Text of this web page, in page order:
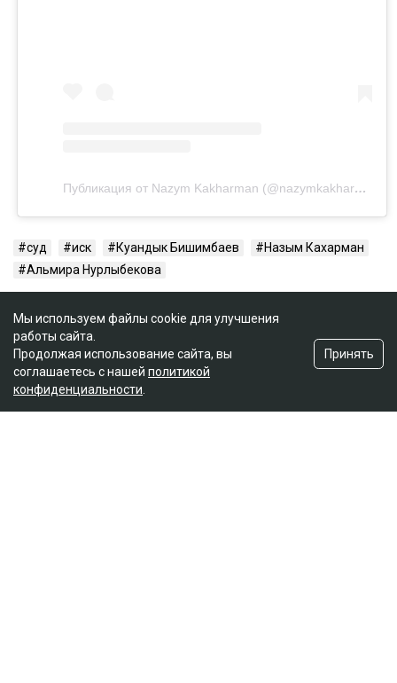
Публикация от Nazym Kakharman (@nazymkakharman)
суд иск Куандык Бишимбаев
Назым Кахарман
Альмира Нурлыбекова
Мы используем файлы cookie для улучшения
работы сайта.
Продолжая использование сайта, вы
соглашаетесь с нашей политикой
конфиденциальности
Принять